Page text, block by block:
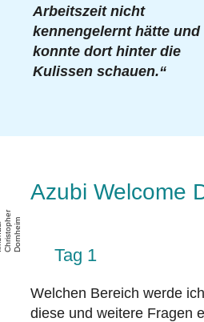
Arbeitszeit nicht
kennengelernt hätte und
konnte dort hinter die
Kulissen schauen.“
Azubi Welcome
h
rm
Tag 1
Welchen Bereich werde
diese und weitere Fragen